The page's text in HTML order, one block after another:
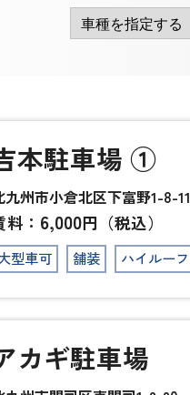
本駐車場 ①
九州市小倉北区下富野1-8-11
料： 6,000円（税込）
型車可 舗装 ハイルーフ
カギ駐車場